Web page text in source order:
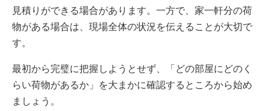
見積りができる場合があります。一方で、家一軒分の荷
物がある場合は、現場全体の状況を伝えることが大切で
す。
最初から完璧に把握しようとせず、「どの部屋にどのく
らい荷物があるか」を大まかに確認するところから始め
ましょう。